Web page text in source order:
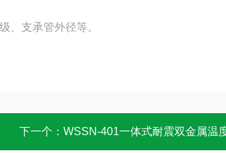
、支承管外径等。
下一个： WSSN-401一体式耐震双金属温